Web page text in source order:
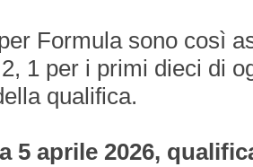
Formula sono così
1 per i primi dieci di
qualifica.
5 aprile 2026,